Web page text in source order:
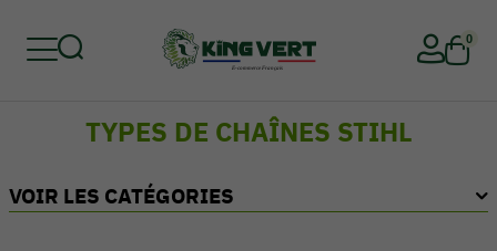
0
TYPES DE CHAÎNES STIHL
VOIR LES CATÉGORIES